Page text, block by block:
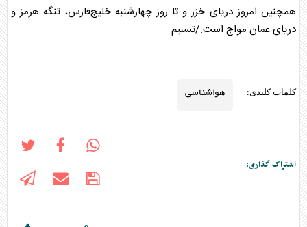
همچنین امروز دریای خزر و تا روز چهارشنبه خلیج‌فارس،‌ تنگه هرمز و
دریای عمان مواج است./تسنیم
کلمات کلیدی: هواشناسی
اشتراک گذاری: